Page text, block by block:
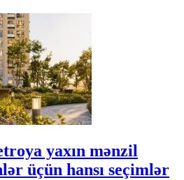
yaxın mənzil
üçün hansı seçimlər